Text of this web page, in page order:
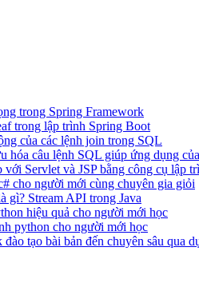
trong Spring Framework
trong lập trình Spring Boot
của các lệnh join trong SQL
hóa câu lệnh SQL giúp ứng dụng
với Servlet và JSP bằng công cụ lập
cho người mới cùng chuyên gia giỏi
gì? Stream API trong Java
hiệu quả cho người mới học
python cho người mới học
tạo bài bản đến chuyên sâu qua